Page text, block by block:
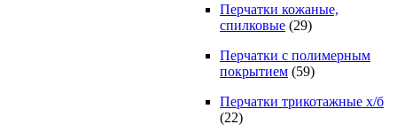
Перчатки кожаные,
спилковые (29)
Перчатки с полимерным
покрытием (59)
Перчатки трикотажные х/б
(22)